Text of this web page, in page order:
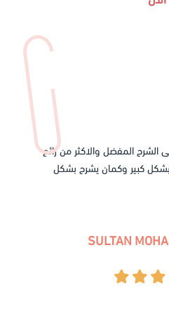
الشرح المفضل والاكثر من رائع
كبير وكمان يشرح بشكل
SULTAN